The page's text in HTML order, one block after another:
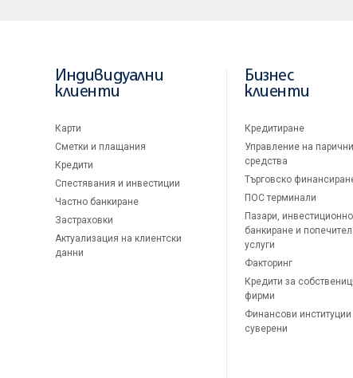
Индивидуални
клиенти
Карти
Сметки и плащания
Кредити
Спестявания и инвестиции
Частно банкиране
Застраховки
Актуализация на клиентски
данни
Бизнес
клиенти
Кредитиране
Управление на парични
средства
Търговско
ПОС терминали
Пазари, инвестиционно
банкиране и
услуги
Факторинг
Кредити за
фирми
Финансови институции
суверени